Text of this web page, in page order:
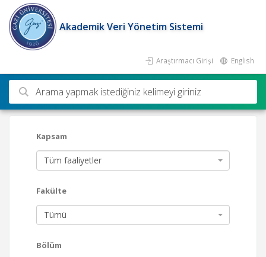
Akademik Veri Yönetim Sistemi
Araştırmacı Girişi English
Ara
Kapsam
Tüm faaliyetler
Fakülte
Tümü
Bölüm